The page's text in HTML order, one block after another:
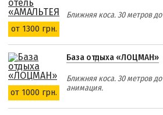
от 1300 грн.
Ближняя коса. 30 метров
от 1000 грн.
База отдыха «ЛОЦМАН»
Ближняя коса. 30 метров
анимация.